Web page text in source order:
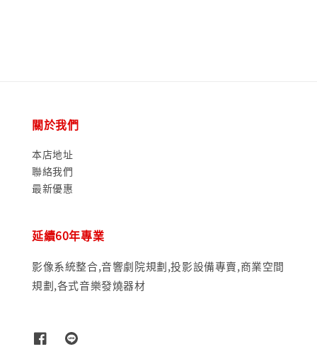
關於我們
本店地址
聯絡我們
最新優惠
延續60年專業
影像系統整合,音響劇院規劃,投影設備專賣,商業空間
規劃,各式音樂發燒器材